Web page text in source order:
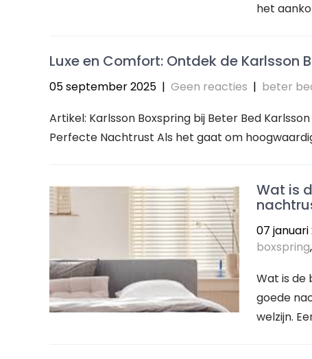
het
Luxe en Comfort: Ontdek de Karlsson
05 september 2025 | Geen reacties | beter
Artikel: Karlsson Boxspring bij Beter Bed
Perfecte Nachtrust Als het gaat om
Wat is
07 januari
boxspring,
Wat is de
goede
welzijn.